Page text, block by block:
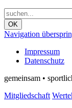
OK
Navigation
Impressum
Datenschutz
gemeinsam •
Mitgliedschaft